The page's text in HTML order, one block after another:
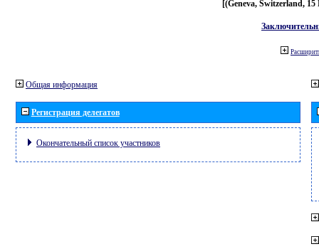
[(Geneva, Switzerland, 15
Общая информация
Регистрация делегатов
Окончательный список участников